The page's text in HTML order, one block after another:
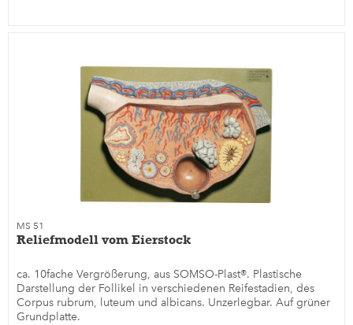
MS 51
Reliefmodell vom Eierstock
ca. 10fache Vergrößerung, aus SOMSO-Plast®. Plastische
Darstellung der Follikel in verschiedenen Reifestadien, des
Corpus rubrum, luteum und albicans. Unzerlegbar. Auf grüner
Grundplatte.